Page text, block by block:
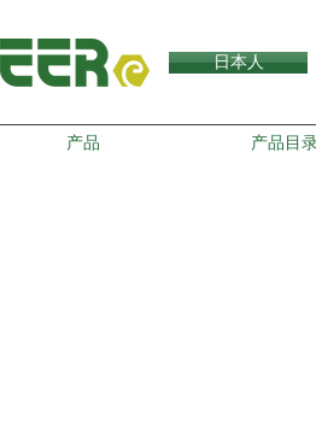
日本人
产品 产品目